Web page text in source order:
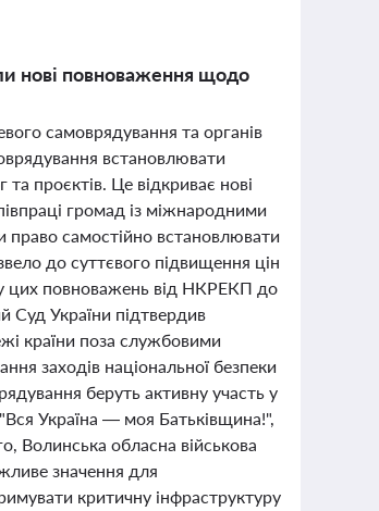
нові повноваження щодо
самоврядування та органів
встановлювати
проєктів. Це відкриває нові
громад із міжнародними
самостійно встановлювати
до суттєвого підвищення цін
цих повноважень від НКРЕКП до
Суд України підтвердив
країни поза службовими
заходів національної безпеки
беруть активну участь у
"Вся Україна — моя Батьківщина!",
Волинська обласна військова
значення для
критичну інфраструктуру